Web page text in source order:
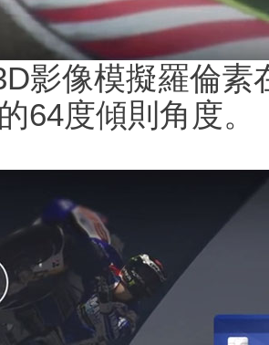
影像模擬羅倫
64度傾則角度。